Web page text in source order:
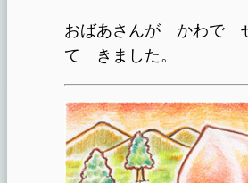
おばあさんが かわで
て きました。